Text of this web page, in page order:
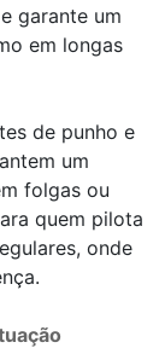
garante um
em longas
de punho e
um
folgas ou
quem pilota
onde